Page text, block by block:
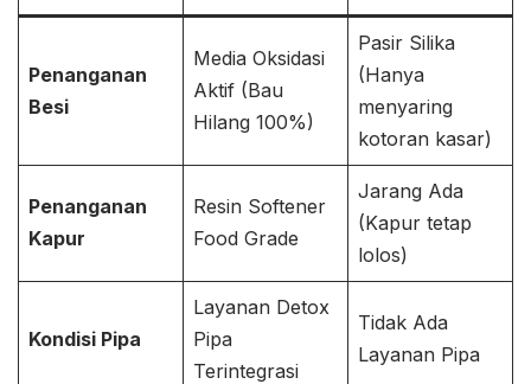
Penanganan
Besi
Media Oksidasi
Aktif (Bau
Hilang 100%)
Pasir Silika
(Hanya
menyaring
kotoran kasar)
Penanganan
Kapur
Resin Softener
Food Grade
Jarang Ada
(Kapur tetap
lolos)
Kondisi Pipa
Layanan Detox
Pipa
Terintegrasi
Tidak Ada
Layanan Pipa